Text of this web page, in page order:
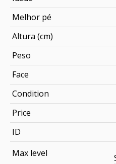
Melhor pé
Altura (cm)
Peso
Face
Condition
Price
ID
Max level